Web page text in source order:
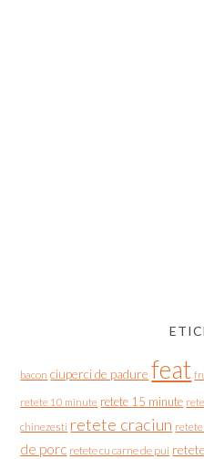
bacon ciuperci de padure feat
retete 10 minute retete 15 minute
chinezesti retete craciun
de porc retete cu carne de pui